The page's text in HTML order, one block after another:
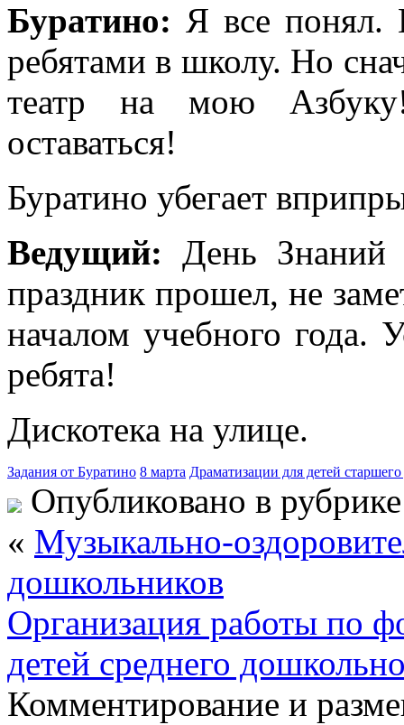
Буратино: Я все понял.
ребятами в школу. Но
театр на мою
оставаться!
Буратино убегает
Ведущий: День
праздник прошел, не
началом учебного года.
ребята!
Дискотека на улице.
Задания от Буратино 8 марта Драматизации для детей
Опубликовано в
« Музыкально-
дошкольников
Организация работы по
детей среднего
Комментирование и